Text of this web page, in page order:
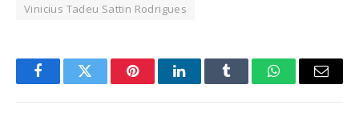
Vinicius Tadeu Sattin Rodrigues
FacebookTwitter PinterestLinkedInTumblr WhatsAppEmail